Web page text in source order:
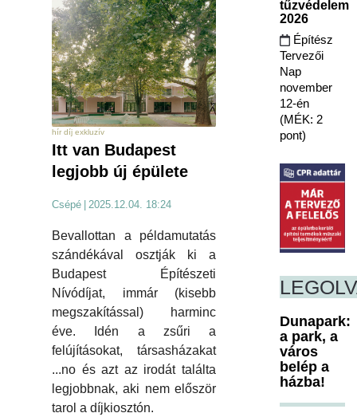
hír díj exkluzív
Itt van Budapest
legjobb új épülete
Csépé | 2025.12.04. 18:24
Bevallottan a példamutatás
szándékával osztják ki a
Budapest Építészeti
Nívódíjat, immár (kisebb
megszakítással) harminc
éve. Idén a zsűri a
felújításokat, társasházakat
...no és azt az irodát találta
legjobbnak, aki nem először
tarol a díjkiosztón.
tűzvédelem
2026
Építész
Tervezői
Nap
november
12-én
(MÉK: 2
pont)
Dunapark:
a park, a
város
belép a
házba!